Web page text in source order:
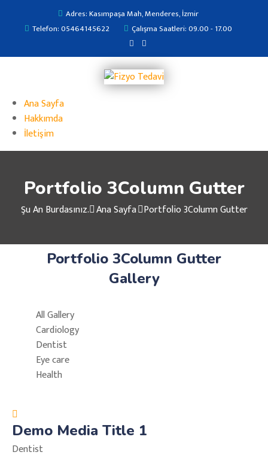
Adres: Kasımpaşa Mah, Menderes, İzmir
Telefon: 05464145622
Çalışma Saatleri: 09.00 - 17.00
Ana Sayfa
Hakkımda
İletişim
Portfolio 3Column Gutter
Şu An Burdasınız. Ana Sayfa Portfolio 3Column Gutter
Portfolio 3Column Gutter
Gallery
All Gallery
Cardiology
Dentist
Eye care
Health
Demo Media Title 1
Dentist